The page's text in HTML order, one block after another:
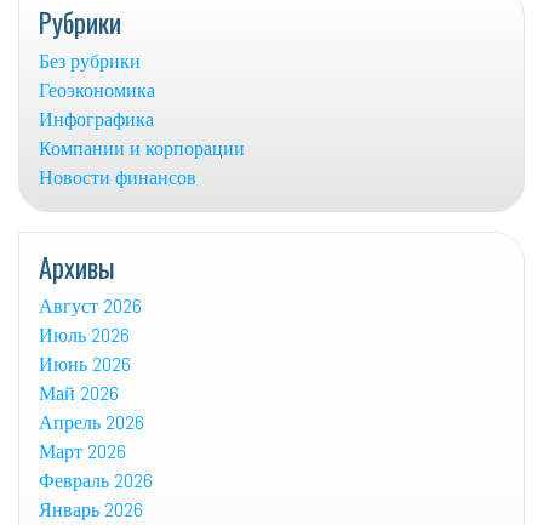
Рубрики
Без рубрики
Геоэкономика
Инфографика
Компании и корпорации
Новости финансов
Архивы
Август 2026
Июль 2026
Июнь 2026
Май 2026
Апрель 2026
Март 2026
Февраль 2026
Январь 2026